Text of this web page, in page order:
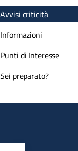
Avvisi criticità
Informazioni
Punti di Interesse
Sei preparato?